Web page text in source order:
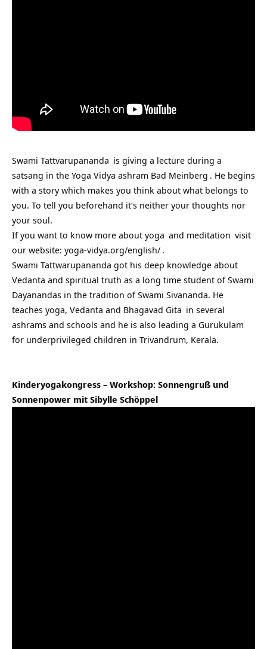
Swami Tattvarupananda is giving a lecture during a
satsang in the Yoga Vidya ashram Bad Meinberg . He begins
with a story which makes you think about what belongs to
you. To tell you beforehand it’s neither your thoughts nor
your soul.
If you want to know more about yoga and meditation visit
our website: yoga-vidya.org/english/ .
Swami Tattwarupananda got his deep knowledge about
Vedanta and spiritual truth as a long time student of Swami
Dayanandas in the tradition of Swami Sivananda. He
teaches yoga, Vedanta and Bhagavad Gita in several
ashrams and schools and he is also leading a Gurukulam
for underprivileged children in Trivandrum, Kerala.
Kinderyogakongress – Workshop: Sonnengruß und
Sonnenpower mit Sibylle Schöppel